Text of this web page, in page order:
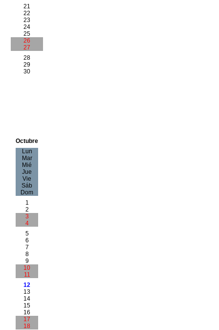
21
22
23
24
25
26
27
28
29
30
Octubre
Lun
Mar
Mié
Jue
Vie
Sáb
Dom
1
2
3
4
5
6
7
8
9
10
11
12
13
14
15
16
17
18